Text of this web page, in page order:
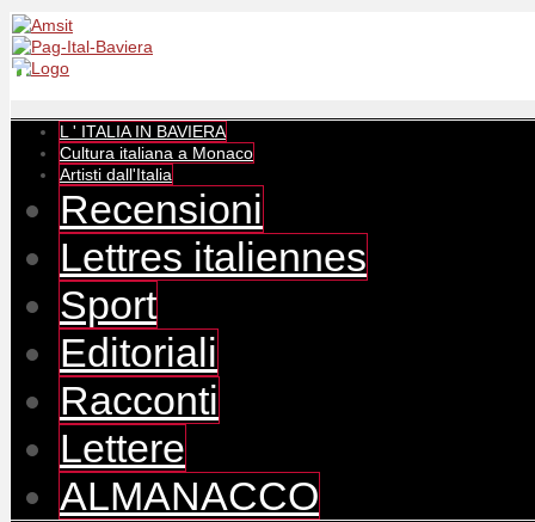
L ' ITALIA IN BAVIERA
Cultura italiana a Monaco
Artisti dall'Italia
Recensioni
Lettres italiennes
Sport
Editoriali
Racconti
Lettere
ALMANACCO